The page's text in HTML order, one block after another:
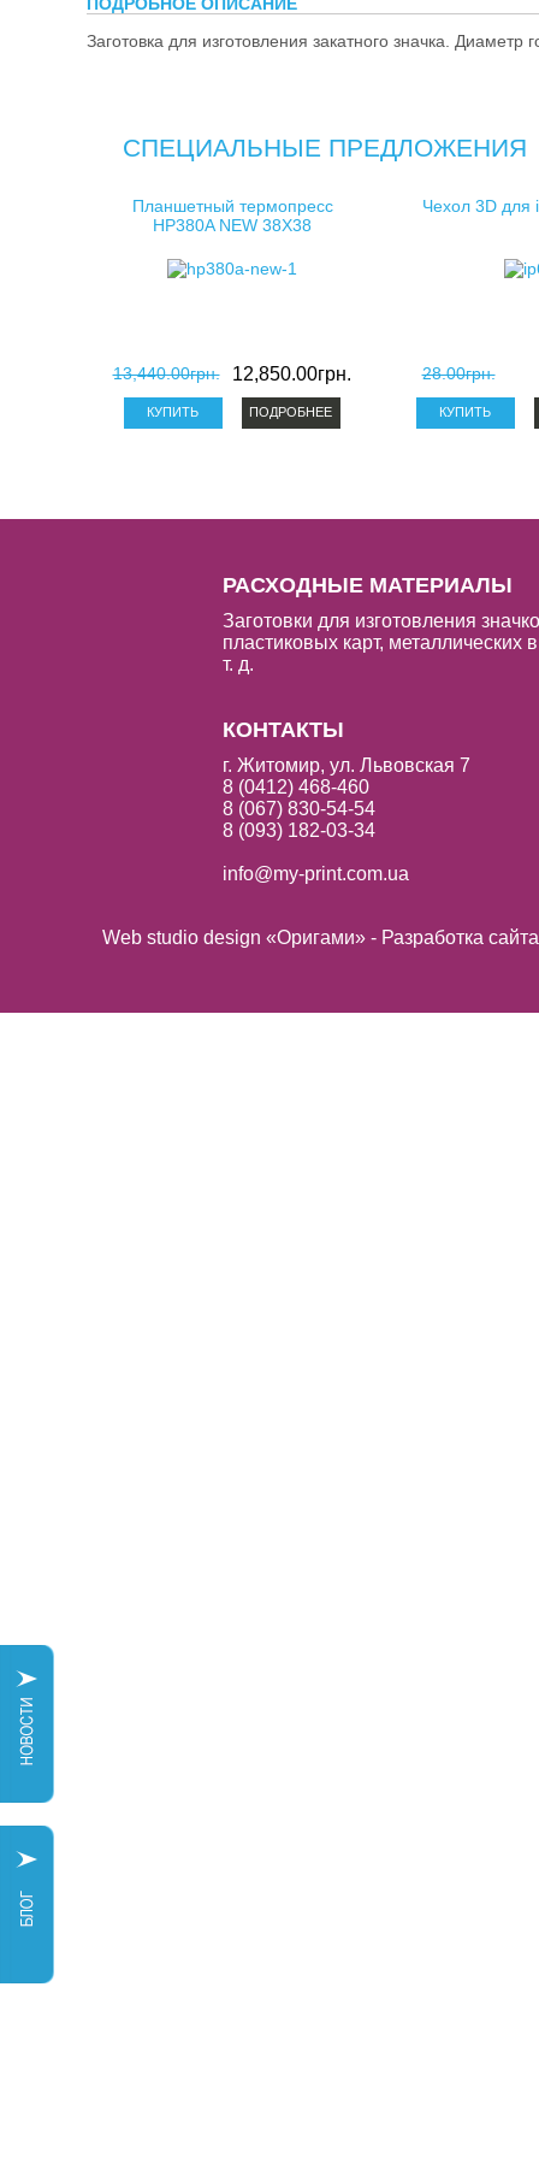
косметички
клатчи для
Заготовка для изготовления закатного значка.
СПЕЦИАЛЬНЫЕ ПРЕДЛОЖЕНИЯ
Планшетный термопресс
HP380A NEW 38X38
13,440.00грн. 12,850.00грн.
ПОДРОБНЕЕ
Чехол 3D для
28.00грн.
РАСХОДНЫЕ МАТЕРИАЛЫ
Заготовки для изготовления
пластиковых карт, металлических
т. д.
КОНТАКТЫ
г. Житомир, ул. Львовская 7
8 (0412) 468-460
8 (067) 830-54-54
8 (093) 182-03-34
info@my-print.com.ua
Web studio design «Оригами» - Разработка